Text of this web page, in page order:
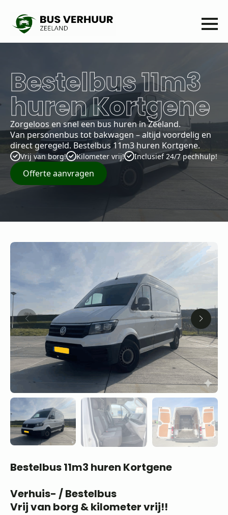
Bestelbus 11m3
huren Kortgene
Zorgeloos en snel een bus huren in Zeeland.
Van personenbus tot bakwagen – altijd voordelig en
direct geregeld. Bestelbus 11m3 huren Kortgene.
Vrij van borg! Kilometer vrij! Inclusief 24/7 pechhulp!
Offerte aanvragen
Bestelbus 11m3 huren Kortgene
Verhuis- / Bestelbus
Vrij van borg & kilometer vrij!!